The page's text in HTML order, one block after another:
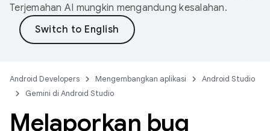
Terjemahan AI mungkin mengandung kesalahan.
Android Developers Mengembangkan aplikasi
Android Studio
Gemini di Android Studio
Melaporkan bug